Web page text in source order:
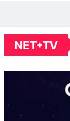
NET+TV